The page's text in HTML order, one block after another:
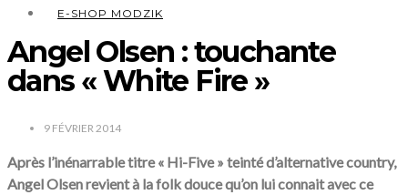
E-SHOP MODZIK
Angel Olsen : touchante
dans « White Fire »
9 FÉVRIER 2014
Après l’inénarrable titre « Hi-Five » teinté d’alternative country,
Angel Olsen revient à la folk douce qu’on lui connait avec ce